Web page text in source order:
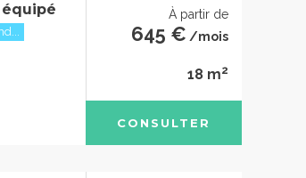
À partir de
645 € /mois
18 m2
CONSULTER